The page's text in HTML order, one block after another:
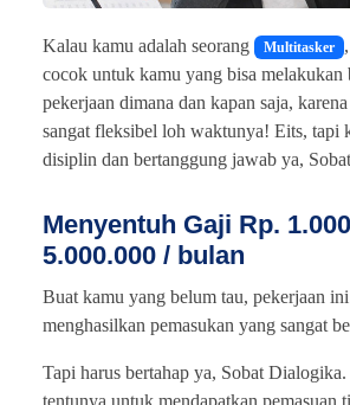
Kalau kamu adalah seorang Multitasker
cocok untuk kamu yang bisa melakukan
pekerjaan dimana dan kapan saja,
sangat fleksibel loh waktunya! Eits, tapi
disiplin dan bertanggung jawab ya,
Menyentuh Gaji Rp.
5.000.000 / bulan
Buat kamu yang belum tau, pekerjaan
menghasilkan pemasukan yang sangat
Tapi harus bertahap ya, Sobat
tentunya untuk mendapatkan pemasuan